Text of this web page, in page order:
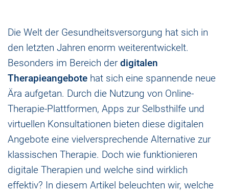
Die Welt der Gesundheitsversorgung hat sich in
den letzten Jahren enorm weiterentwickelt.
Besonders im Bereich der digitalen
Therapieangebote hat sich eine spannende neue
Ära aufgetan. Durch die Nutzung von Online-
Therapie-Plattformen, Apps zur Selbsthilfe und
virtuellen Konsultationen bieten diese digitalen
Angebote eine vielversprechende Alternative zur
klassischen Therapie. Doch wie funktionieren
digitale Therapien und welche sind wirklich
effektiv? In diesem Artikel beleuchten wir, welche